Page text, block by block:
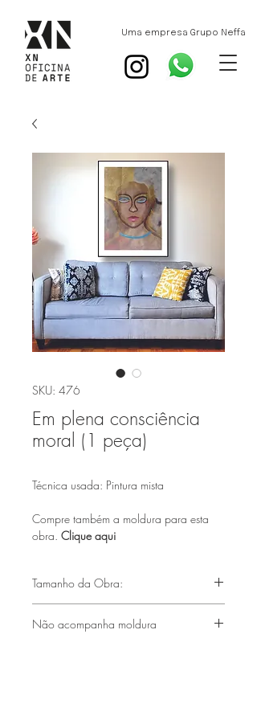
Uma empresa Grupo Neffa
SKU: 476
Em plena consciência
moral (1 peça)
Técnica usada: Pintura mista
Compre também a moldura para esta
obra. Clique aqui
Tamanho da Obra:
Não acompanha moldura